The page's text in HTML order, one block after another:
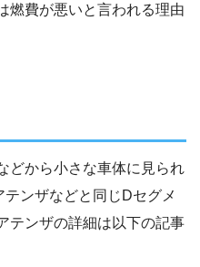
燃費が悪いと言われる理由
どから小さな車体に見られ
ンザなどと同じDセグメ
テンザの詳細は以下の記事